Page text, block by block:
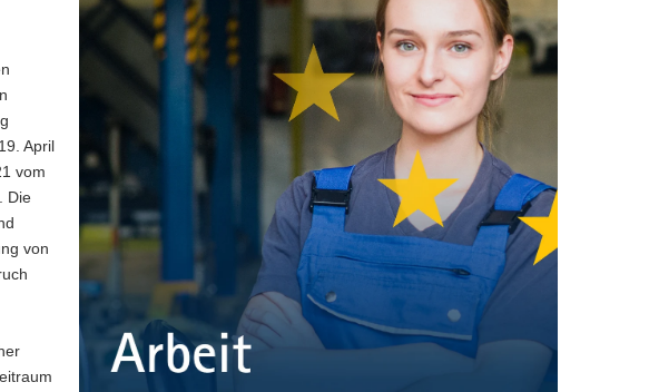
April
vom
Die
von